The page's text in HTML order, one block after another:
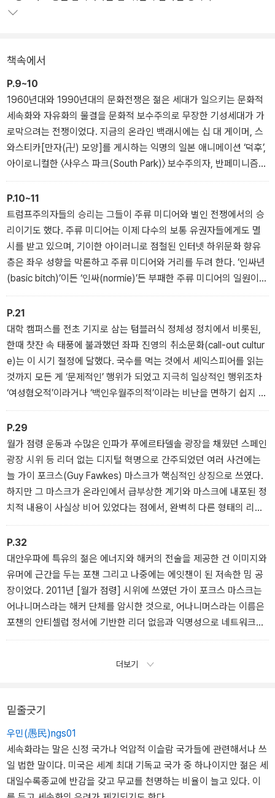
다. 트럼프 당선으로 이어진 충격의 대선 국면에서 백인우월주의자와
반페미니스트 그리고 온라인의 젊은 극우주의자들은 ‘대안우파’로 묶
2000년대 이후, 특히 오바마에서 트럼프 사이 2010년대에 일어난
급격한 정치적 변화를 인터넷문화와 하위문화의 관점으로 파고든다.
페미니즘과 섹슈얼리티, 젠더 정체성, 인종차별주의, 표현의 자유와
정치적 올바름이라는 의제가 분출하던 기간 동안 주류 매체들의 레이
더망 바깥에서 치열하게 이루어진 온라인 문화전쟁을 추적한다.
책속에서
P.9~10
1960년대와 1990년대의 문화전쟁은 젊은 세대가 일으키는 문화적
세속화와 자유화의 물결을 문화적 보수주의로 무장한 기성세대가 가
로막으려는 전쟁이었다. 지금의 온라인 백래시에는 십 대 게이머, 스
와스티카[만자(卍) 모양]를 게시하는 익명의 일본 애니메이션 ‘덕후’,
아이로니컬한 〈사우스 파크(South Park)〉 보수주의자, 반페미니즘
테러리스트, 사이버 추행꾼, 밈을 만드는 트롤(troll) 등으로 구성된
기이한 전위부대가 동원된다. 이들은 대의명분이 불분명한 블랙 유머
와 위반 행위를 수시로 전시하는 탓에 그것이 진정으로 정치적 신념
에 근거를 두는 것인지, 아니면 그들이 말하는 것처럼 정말 그저 웃자
고 하는 것인지도 명확히 알기가 어렵다.
P.10~11
트럼프주의자들의 승리는 그들이 주류 미디어와 벌인 전쟁에서의 승
리이기도 했다. 주류 미디어는 이제 다수의 보통 유권자들에게도 멸
시를 받고 있으며, 기이한 아이러니로 점철된 인터넷 하위문화 향유
층은 좌우 성향을 막론하고 주류 미디어와 거리를 두려 한다. ‘인싸년
(basic bitch)’이든 ‘인싸(normie)’든 부패한 주류 미디어의 일원이든
뭘 잘 모르는 사람으로 비춰지는 건 커리어에 재앙이 된다. 이에 따라
우리가 목도하게 되는 것은 이용자가 직접 밈을 만드는 문화와 이용
자 제작 콘텐츠로 표현되는 새로운 반기득권 감성이다. 지난 수년간
사이버유토피아주의자들은 이용자들이 직접 콘텐츠를 만들고 유통한
다는 데 흥분했지만, 이러한 식으로 특정한 정치적 양상을 띨 것이라
고는 상상도 하지 못했다.
P.21
대학 캠퍼스를 전초 기지로 삼는 텀블러식 정체성 정치에서 비롯된,
한때 찻잔 속 태풍에 불과했던 좌파 진영의 취소문화(call-out cultur
e)는 이 시기 절정에 달했다. 국수를 먹는 것에서 셰익스피어를 읽는
것까지 모든 게 ‘문제적인’ 행위가 되었고 지극히 일상적인 행위조차
‘여성혐오적’이라거나 ‘백인우월주의적’이라는 비난을 면하기 쉽지 않
았다. 익명성의 인터넷 공간 어느 어두운 구석에서 금기와 반도덕의
이데올로기가 곪아터지는 사이, 대다수 청년이 처음으로 정치적 성향
을 드러내는 장소로서의 비익명화된 소셜미디어 플랫폼은 독수리눈
의 관찰자들이 조직적으로 벌이는 공개적 망신 주기의 감시망 안에서
불안에 떨어야 하는 파놉티콘과 같은 것이 되었다.
P.29
월가 점령 운동과 수많은 인파가 푸에르타델솔 광장을 채웠던 스페인
광장 시위 등 리더 없는 디지털 혁명으로 간주되었던 여러 사건에는
늘 가이 포크스(Guy Fawkes) 마스크가 핵심적인 상징으로 쓰였다.
하지만 그 마스크가 온라인에서 급부상한 계기와 마스크에 내포된 정
치적 내용이 사실상 비어 있었다는 점에서, 완벽히 다른 형태의 리더
없는 온라인 운동이 맹아를 키우고 있었다는 사실을 눈치챘어야 했
다.
P.32
대안우파에 특유의 젊은 에너지와 해커의 전술을 제공한 건 이미지와
유머에 근간을 두는 포챈 그리고 나중에는 에잇챈이 된 저속한 밈 공
장이었다. 2011년 [월가 점령] 시위에 쓰였던 가이 포크스 마스크는
어나니머스라는 해커 단체를 암시한 것으로, 어나니머스라는 이름은
포챈의 안티셀럽 정서에 기반한 리더 없음과 익명성으로 네트워크화
된 혼돈스러운 형식으로부터 가져온 것이었다.
더보기
밑줄긋기
우민(愚民)ngs01
세속화라는 말은 신정 국가나 억압적 이슬람 국가들에 관련해서나 쓰
일 법한 말이다. 미국은 세계 최대 기독교 국가 중 하나이지만 젊은 세
대일수록종교에 반감을 갖고 무교를 천명하는 비율이 늘고 있다. 이